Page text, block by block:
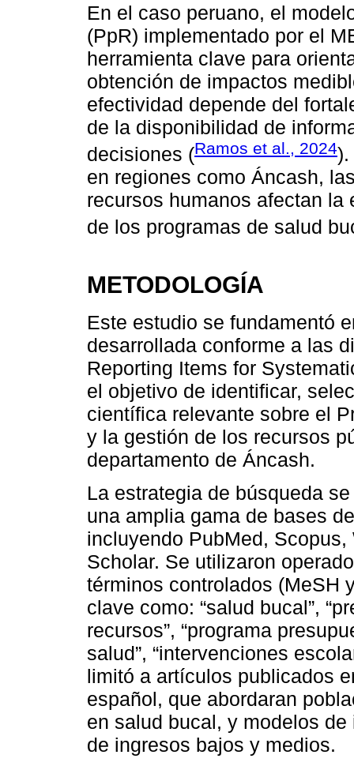
En el caso peruano, el
(PpR) implementado por el
herramienta clave para
obtención de impactos
efectividad depende del
de la disponibilidad de
decisiones (Ramos et al., 2024).
en regiones como Áncash,
recursos humanos afectan
de los programas de salud
METODOLOGÍA
Este estudio se fundamentó
desarrollada conforme a las
Reporting Items for
el objetivo de identificar,
científica relevante sobre el
y la gestión de los recursos
departamento de Áncash.
La estrategia de búsqueda
una amplia gama de bases
incluyendo PubMed,
Scholar. Se utilizaron
términos controlados (MeSH
clave como: “salud bucal”,
recursos”, “programa
salud”, “intervenciones
limitó a artículos publicados
español, que abordaran
en salud bucal, y modelos
de ingresos bajos y medios.